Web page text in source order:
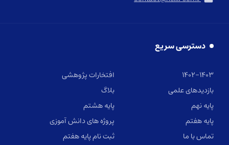
دسترسی سریع
۱۴۰۲-۱۴۰۳
افتخارات پژوهشی
بازدیدهای علمی
بلاگ
پایه نهم
پایه هشتم
پایه هفتم
پروژه های دانش آموزی
تماس با ما
ثبت نام پایه هفتم